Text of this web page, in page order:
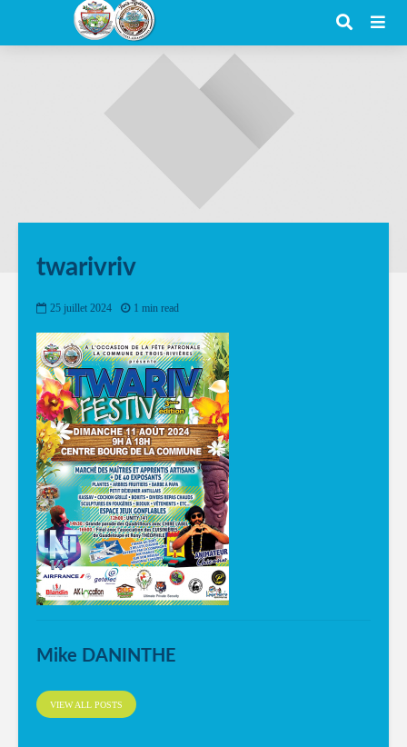
twarivriv
25 juillet 2024 1 min read
Mike DANINTHE
VIEW ALL POSTS